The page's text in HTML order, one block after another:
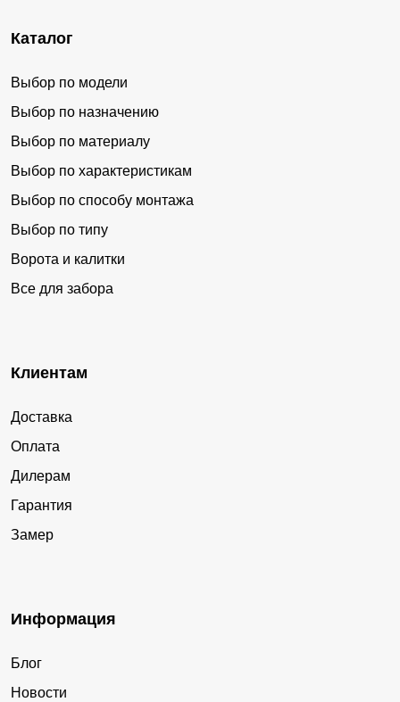
Каталог
Выбор по модели
Выбор по назначению
Выбор по материалу
Выбор по характеристикам
Выбор по способу монтажа
Выбор по типу
Ворота и калитки
Все для забора
Клиентам
Доставка
Оплата
Дилерам
Гарантия
Замер
Информация
Блог
Новости